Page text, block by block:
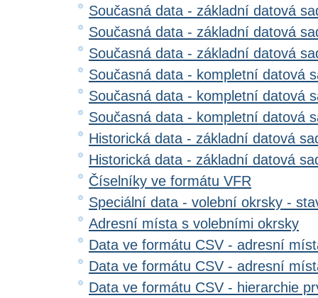
Současná data - základní datová
Současná data - základní datová
Současná data - základní datová
Současná data - kompletní datová
Současná data - kompletní datová
Současná data - kompletní datová
Historická data - základní datová
Historická data - základní datová
Číselníky ve formátu VFR
Speciální data - volební okrsky -
Adresní místa s volebními okrsky
Data ve formátu CSV - adresní
Data ve formátu CSV - adresní
Data ve formátu CSV - hierarchie